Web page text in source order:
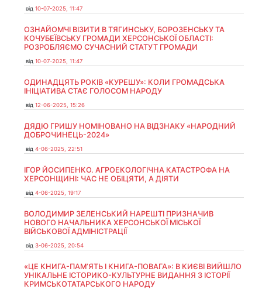
від 10-07-2025, 11:47
ОЗНАЙОМЧІ ВІЗИТИ В ТЯГИНСЬКУ, БОРОЗЕНСЬКУ ТА
КОЧУБЕЇВСЬКУ ГРОМАДИ ХЕРСОНСЬКОЇ ОБЛАСТІ:
РОЗРОБЛЯЄМО СУЧАСНИЙ СТАТУТ ГРОМАДИ
від 10-07-2025, 11:47
ОДИНАДЦЯТЬ РОКІВ «КУРЕШУ»: КОЛИ ГРОМАДСЬКА
ІНІЦІАТИВА СТАЄ ГОЛОСОМ НАРОДУ
від 12-06-2025, 15:26
ДЯДЮ ГРИШУ НОМІНОВАНО НА ВІДЗНАКУ «НАРОДНИЙ
ДОБРОЧИНЕЦЬ-2024»
від 4-06-2025, 22:51
ІГОР ЙОСИПЕНКО. АГРОЕКОЛОГІЧНА КАТАСТРОФА НА
ХЕРСОНЩИНІ: ЧАС НЕ ОБІЦЯТИ, А ДІЯТИ
від 4-06-2025, 19:17
ВОЛОДИМИР ЗЕЛЕНСЬКИЙ НАРЕШТІ ПРИЗНАЧИВ
НОВОГО НАЧАЛЬНИКА ХЕРСОНСЬКОЇ МІСЬКОЇ
ВІЙСЬКОВОЇ АДМІНІСТРАЦІЇ
від 3-06-2025, 20:54
«ЦЕ КНИГА-ПАМ’ЯТЬ І КНИГА-ПОВАГА»: В КИЄВІ ВИЙШЛО
УНІКАЛЬНЕ ІСТОРИКО-КУЛЬТУРНЕ ВИДАННЯ З ІСТОРІЇ
КРИМСЬКОТАТАРСЬКОГО НАРОДУ